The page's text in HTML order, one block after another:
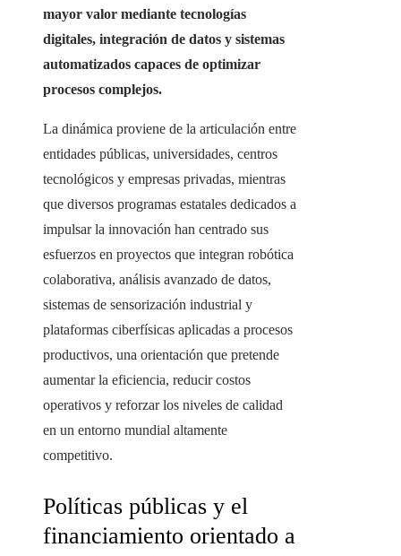
mayor valor mediante tecnologías
digitales, integración de datos y sistemas
automatizados capaces de optimizar
procesos complejos.
La dinámica proviene de la articulación entre
entidades públicas, universidades, centros
tecnológicos y empresas privadas, mientras
que diversos programas estatales dedicados a
impulsar la innovación han centrado sus
esfuerzos en proyectos que integran robótica
colaborativa, análisis avanzado de datos,
sistemas de sensorización industrial y
plataformas ciberfísicas aplicadas a procesos
productivos, una orientación que pretende
aumentar la eficiencia, reducir costos
operativos y reforzar los niveles de calidad
en un entorno mundial altamente
competitivo.
Políticas públicas y el
financiamiento orientado a